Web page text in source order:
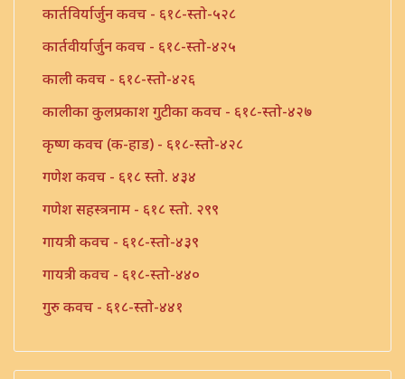
कार्तविर्यार्जुन कवच - ६१८-स्तो-५२८
कार्तवीर्यार्जुन कवच - ६१८-स्तो-४२५
काली कवच - ६१८-स्तो-४२६
कालीका कुलप्रकाश गुटीका कवच - ६१८-स्तो-४२७
कृष्ण कवच (क-हाड) - ६१८-स्तो-४२८
गणेश कवच - ६१८ स्तो. ४३४
गणेश सहस्त्रनाम - ६१८ स्तो. २९९
गायत्री कवच - ६१८-स्तो-४३९
गायत्री कवच - ६१८-स्तो-४४०
गुरु कवच - ६१८-स्तो-४४१
तुलसी कवच - ६१८-स्तो-४४३